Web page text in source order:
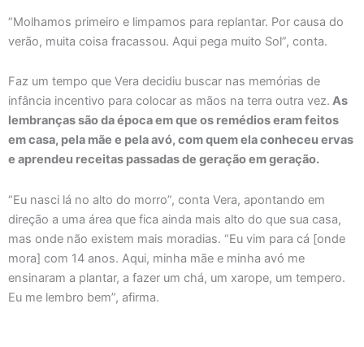
“Molhamos primeiro e limpamos para replantar. Por causa do
verão, muita coisa fracassou. Aqui pega muito Sol”, conta.
Faz um tempo que Vera decidiu buscar nas memórias de
infância incentivo para colocar as mãos na terra outra vez. As
lembranças são da época em que os remédios eram feitos
em casa, pela mãe e pela avó, com quem ela conheceu ervas
e aprendeu receitas passadas de geração em geração.
“Eu nasci lá no alto do morro”, conta Vera, apontando em
direção a uma área que fica ainda mais alto do que sua casa,
mas onde não existem mais moradias. “Eu vim para cá [onde
mora] com 14 anos. Aqui, minha mãe e minha avó me
ensinaram a plantar, a fazer um chá, um xarope, um tempero.
Eu me lembro bem”, afirma.